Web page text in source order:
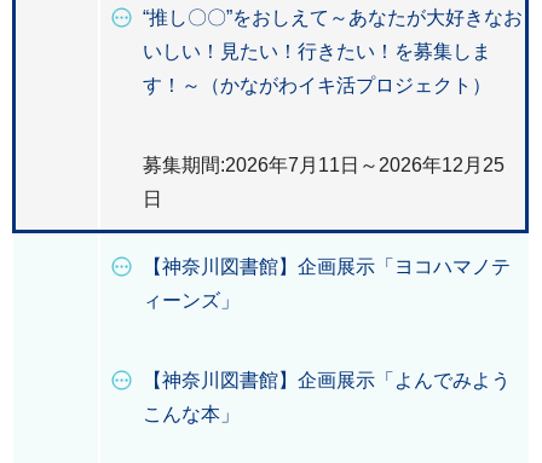
“推し〇〇”をおしえて～あなたが大好きなお
いしい！見たい！行きたい！を募集しま
す！～（かながわイキ活プロジェクト）
募集期間:2026年7月11日～2026年12月25
日
【神奈川図書館】企画展示「ヨコハマノテ
ィーンズ」
【神奈川図書館】企画展示「よんでみよう
こんな本」